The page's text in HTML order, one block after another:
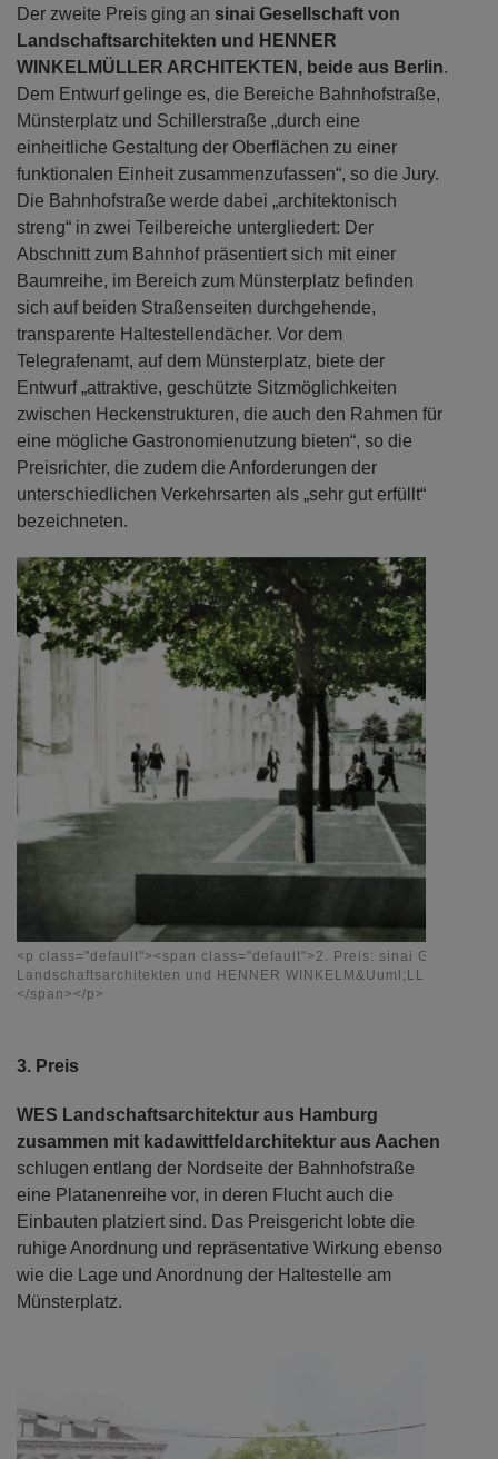
Der zweite Preis ging an sinai Gesellschaft von
Landschaftsarchitekten und HENNER
WINKELMÜLLER ARCHITEKTEN, beide aus Berlin.
Dem Entwurf gelinge es, die Bereiche Bahnhofstraße,
Münsterplatz und Schillerstraße „durch eine
einheitliche Gestaltung der Oberflächen zu einer
funktionalen Einheit zusammenzufassen“, so die Jury.
Die Bahnhofstraße werde dabei „architektonisch
streng“ in zwei Teilbereiche untergliedert: Der
Abschnitt zum Bahnhof präsentiert sich mit einer
Baumreihe, im Bereich zum Münsterplatz befinden
sich auf beiden Straßenseiten durchgehende,
transparente Haltestellendächer. Vor dem
Telegrafenamt, auf dem Münsterplatz, biete der
Entwurf „attraktive, geschützte Sitzmöglichkeiten
zwischen Heckenstrukturen, die auch den Rahmen für
eine mögliche Gastronomienutzung bieten“, so die
Preisrichter, die zudem die Anforderungen der
unterschiedlichen Verkehrsarten als „sehr gut erfüllt“
bezeichneten.
<p class="default"><span class="default">2. Preis: sinai
Landschaftsarchitekten und HENNER WINKELM&Uuml;LLER
</span></p>
3. Preis
WES Landschaftsarchitektur aus Hamburg
zusammen mit kadawittfeldarchitektur aus Aachen
schlugen entlang der Nordseite der Bahnhofstraße
eine Platanenreihe vor, in deren Flucht auch die
Einbauten platziert sind. Das Preisgericht lobte die
ruhige Anordnung und repräsentative Wirkung ebenso
wie die Lage und Anordnung der Haltestelle am
Münsterplatz.